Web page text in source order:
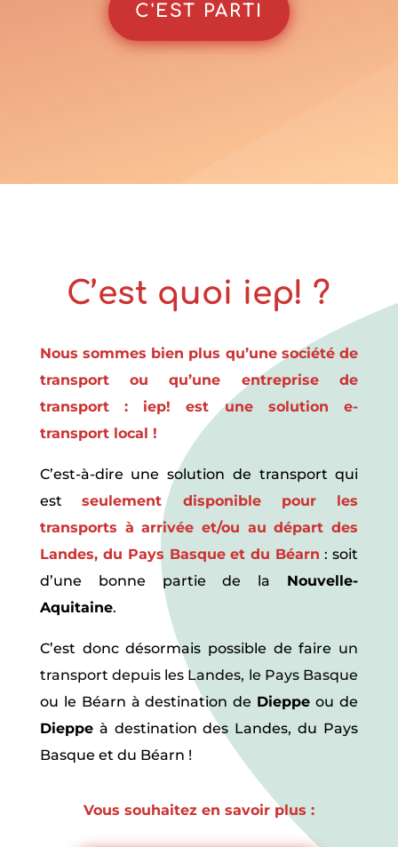
C'EST PARTI
C’est quoi iep! ?
Nous sommes bien plus qu’une société de
transport ou qu’une entreprise de
transport : iep! est une solution e-
transport local !
C’est-à-dire une solution de transport qui
estseulement disponible pour les
transports à arrivée et/ou au départ des
Landes, du Pays Basque et du Béarn : soit
d’une bonne partie de la Nouvelle-
Aquitaine.
C’est donc désormais possible de faire un
transport depuis les Landes, le Pays Basque
ou le Béarn à destination de Dieppe ou de
Dieppeà destination des Landes, du Pays
Basque et du Béarn !
Vous souhaitez en savoir plus :